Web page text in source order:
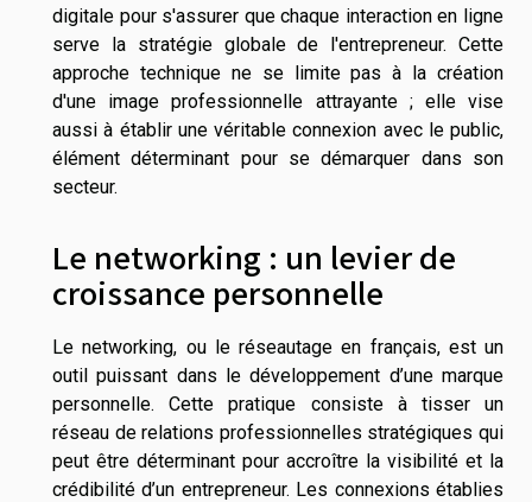
digitale pour s'assurer que chaque interaction en ligne
serve la stratégie globale de l'entrepreneur. Cette
approche technique ne se limite pas à la création
d'une image professionnelle attrayante ; elle vise
aussi à établir une véritable connexion avec le public,
élément déterminant pour se démarquer dans son
secteur.
Le networking : un levier de
croissance personnelle
Le networking, ou le réseautage en français, est un
outil puissant dans le développement d’une marque
personnelle. Cette pratique consiste à tisser un
réseau de relations professionnelles stratégiques qui
peut être déterminant pour accroître la visibilité et la
crédibilité d’un entrepreneur. Les connexions établies